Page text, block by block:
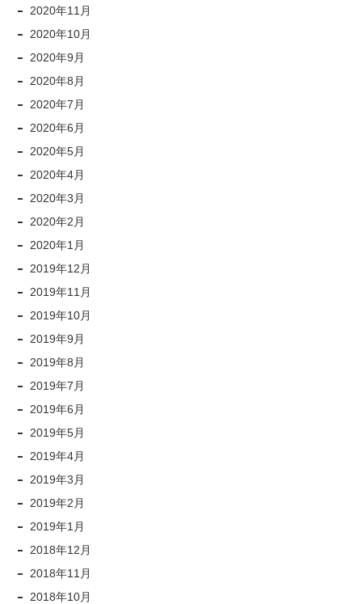
2020年11月
2020年10月
2020年9月
2020年8月
2020年7月
2020年6月
2020年5月
2020年4月
2020年3月
2020年2月
2020年1月
2019年12月
2019年11月
2019年10月
2019年9月
2019年8月
2019年7月
2019年6月
2019年5月
2019年4月
2019年3月
2019年2月
2019年1月
2018年12月
2018年11月
2018年10月